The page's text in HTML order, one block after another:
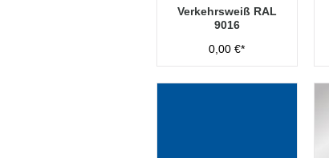
Verkehrsweiß RAL
9016
0,00 €*